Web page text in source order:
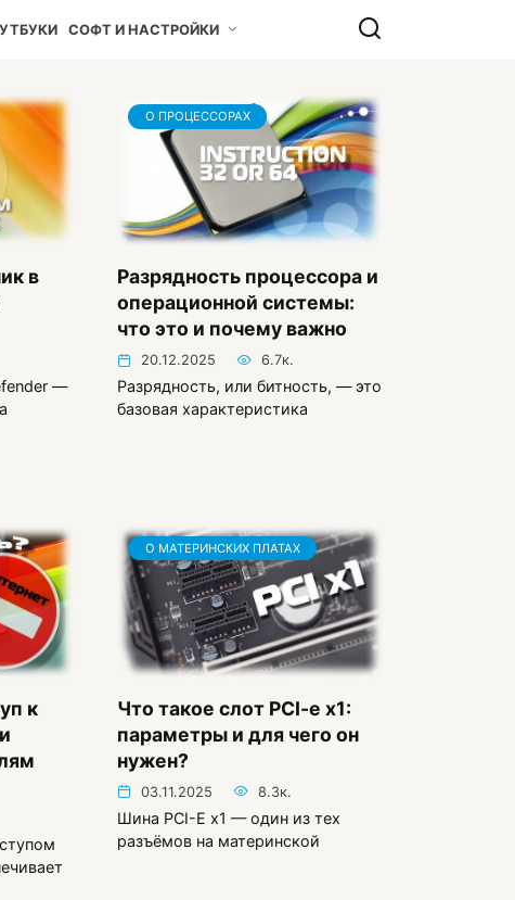
СОФТ И НАСТРОЙКИ
в
—
О ПРОЦЕССОРАХ
Разрядность процессора и
операционной системы:
что это и почему важно
20.12.2025 6.7к.
Разрядность, или битность, — это
базовая характеристика
к
О МАТЕРИНСКИХ ПЛАТАХ
Что такое слот PCI-e x1:
параметры и для чего он
нужен?
03.11.2025 8.3к.
Шина PCI-E x1 — один из тех
разъёмов на материнской